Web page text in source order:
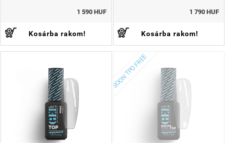
1 590 HUF
Kosárba rakom!
1 790 HUF
Kosárba rakom!
SOON TPO FREE